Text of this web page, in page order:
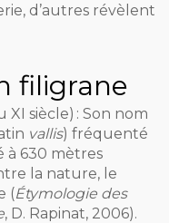
d’autres révèlent
filigrane
XI siècle) : Son nom
vallis) fréquenté
à 630 mètres
la nature, le
(Étymologie des
, D. Rapinat, 2006).